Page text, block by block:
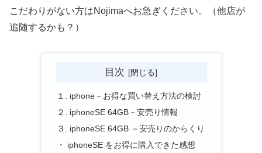
こだわりがない方はNojimaへお急ぎください。（他店が
追随するかも？）
目次
１. iphone－お得な買い替え方法の検討
２. iphoneSE 64GB－安売り情報
３. iphoneSE 64GB －安売りのからくり
・ iphoneSE をお得に購入できた感想